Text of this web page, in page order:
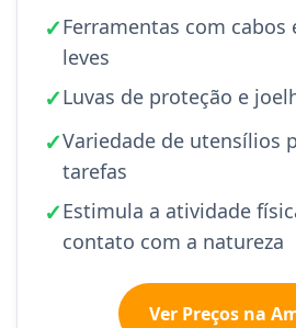
✓Ferramentas com
leves
✓Luvas de proteção e
✓Variedade de utensílios
tarefas
✓Estimula a atividade
contato com a natureza
Ver Preços na